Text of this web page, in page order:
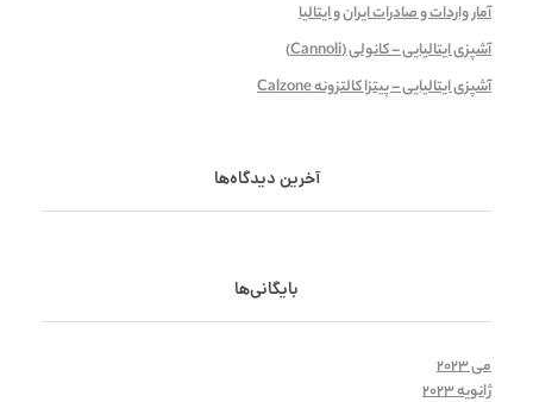
آمار واردات و صادرات ایران و ایتالیا
آشپزی ایتالیایی – کانولی (Cannoli)
آشپزی ایتالیایی – پیتزا کالتزونه Calzone
آخرین دیدگاه‌ها
بایگانی‌ها
می 2023
ژانویه 2023